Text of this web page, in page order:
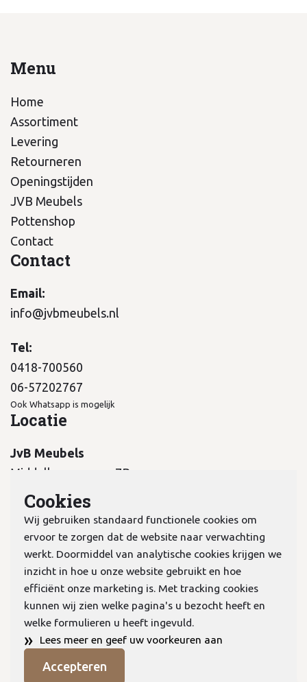
Menu
Home
Assortiment
Levering
Retourneren
Openingstijden
JVB Meubels
Pottenshop
Contact
Contact
Email:
info@jvbmeubels.nl
Tel:
0418-700560
06-57202767
Ook Whatsapp is mogelijk
Locatie
JvB Meubels
Middelkampseweg 7B
5311 PC Gameren
KvK:70978298
Privacyverklaring
Algemene voorwaarden
Cookies
Cookies
Wij gebruiken standaard functionele cookies om
ervoor te zorgen dat de website naar verwachting
werkt. Doormiddel van analytische cookies krijgen we
inzicht in hoe u onze website gebruikt en hoe
efficiënt onze marketing is. Met tracking cookies
kunnen wij zien welke pagina's u bezocht heeft en
welke formulieren u heeft ingevuld.
» Lees meer en geef uw voorkeuren aan
Accepteren